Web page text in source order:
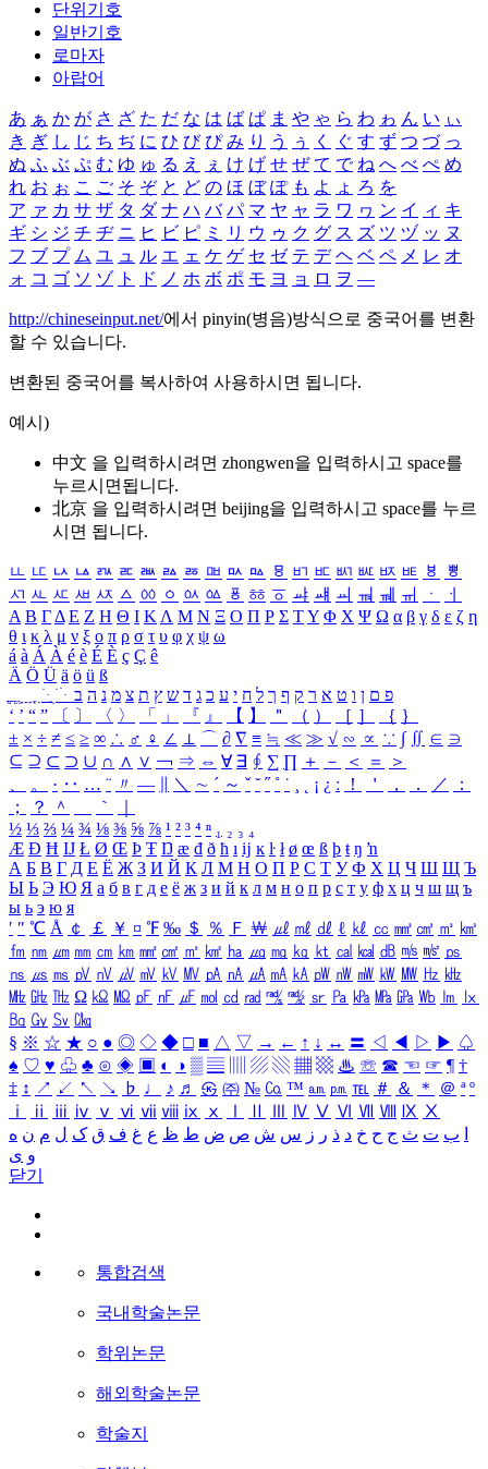
단위기호
일반기호
로마자
아랍어
あ ぁ か が さ ざ た だ な は ば ぱ ま や ゃ ら わ ゎ ん い ぃ
き ぎ し じ ち ぢ に ひ び ぴ み り う ぅ く ぐ す ず つ づ っ
ぬ ふ ぶ ぷ む ゆ ゅ る え ぇ け げ せ ぜ て で ね へ べ ぺ め
れ お ぉ こ ご そ ぞ と ど の ほ ぼ ぽ も よ ょ ろ を
ア ァ カ サ ザ タ ダ ナ ハ バ パ マ ヤ ャ ラ ワ ヮ ン イ ィ キ
ギ シ ジ チ ヂ ニ ヒ ビ ピ ミ リ ウ ゥ ク グ ス ズ ツ ヅ ッ ヌ
フ ブ プ ム ユ ュ ル エ ェ ケ ゲ セ ゼ テ デ ヘ ベ ペ メ レ オ
ォ コ ゴ ソ ゾ ト ド ノ ホ ボ ポ モ ヨ ョ ロ ヲ ―
http://chineseinput.net/에서 pinyin(병음)방식으로 중국어를 변환
할 수 있습니다.
변환된 중국어를 복사하여 사용하시면 됩니다.
예시)
中文 을 입력하시려면 zhongwen을 입력하시고 space를
누르시면됩니다.
北京 을 입력하시려면 beijing을 입력하시고 space를 누르
시면 됩니다.
ㅥ ㅦ ㅧ ㅨ ㅩ ㅪ ㅫ ㅬ ㅭ ㅮ ㅯ ㅰ ㅱ ㅲ ㅳ ㅴ ㅵ ㅶ ㅷ ㅸ
ㅹ
ㅺ ㅻ ㅼ ㅽ ㅾ ㅿ ㆀ ㆁ ㆂ ㆃ ㆄ ㆅ ㆆ ㆇ ㆈ ㆉ ㆊ ㆋ ㆌ ㆍ
ㆎ
Α Β ΓΔ Ε Ζ Η Θ Ι ΚΛ Μ Ν Ξ Ο Π Ρ Σ ΤΥ Φ Χ Ψ Ω α β γ δ ε ζ η
θ ι κ λ μ ν ξ ο π ρ σ τ υ φ χ ψ ω
á à Á À é è É È ç Ç ê
Ä Ö Ü ä ö ü ß
ִֶֹ ֻּ ׁׂ פ ם ן ו ט א ר ק ף ך ל ח י ע כ ג ד ש ץ ת צ מ נ ה ב
‘ ’ “ ” 〔 〕 〈 〉 「 」 『 』 【 】 ＂ （ ） ［ ］ ｛ ｝
± × ÷ ≠ ≤ ≥ ∞ ∴ ♂ ♀ ∠ ⊥ ⌒ ∂ ∇ ≡ ≒ ≪ ≫ √ ∽ ∝ ∵ ∫ ∬ ∈ ∋
⊆ ⊇ ⊂ ⊃ ∪ ∩ ∧ ∨ ￢ ⇒ ⇔ ∀ ∃ ∮ ∑ ∏ ＋ － ＜ ＝
＞
、
。 · ‥ … ¨ 〃 ― ＼ ∼ ´ ～ ˇ ˘ ˝ ˚ ˙ ¸ ¡ ¿ ː ！ ＇ ， ． ／
：
；
？ ＾ ｀
½ ⅓ ⅔ ¼ ¾ ⅛ ⅜ ⅝ ⅞ ¹ ² ³ ⁴ ⁿ ₁ ₂ ₃ ₄
Æ Ð Ħ Ĳ Ł Ø Œ Þ Ŧ Ŋ æ đ ð ħ ı ĳ ĸ ŀ ł ø œ ß þ ŧ ŋ ŉ
А Б В Г Д Е Ё Ж З И Й К Л М Н О П Р С Т У Ф Х Ц Ч Ш Щ Ъ
Ы Ь Э Ю Я а б в г д е ё ж з и й к л м н о п р с т у ф х ц ч ш щ ъ
ы ь э ю я
′ ″ ℃ Å ￠ ￡ ￥ ¤ ℉ ‰ ＄ ％ Ｆ ￦ ㎕ ㎖ ㎗ ℓ ㎘ ㏄ ㎣ ㎤ ㎥ ㎦
㎙ ㎚ ㎛ ㎜ ㎝ ㎞ ㎟ ㎠ ㎡ ㎢ ㏊ ㎍ ㎎ ㎏ ㏏ ㎈ ㎉ ㏈ ㎧ ㎨ ㎰
㎱ ㎲ ㎳ ㎴ ㎵ ㎶ ㎷ ㎸ ㎹ ㎀ ㎁ ㎂ ㎃ ㎄ ㎺ ㎻ ㎽ ㎾ ㎿ ㎐ ㎑
㎒ ㎓ ㎔ Ω ㏀ ㏁ ㎊ ㎋ ㎌ ㏖ ㏅ ㎭ ㎮ ㎯ ㏛ ㎩ ㎪ ㎫ ㎬ ㏝ ㏐
㏓
㏃ ㏉ ㏜ ㏆
§ ※ ☆ ★ ○ ● ◎ ◇ ◆ □ ■ △ ▽ → ← ↑ ↓ ↔ 〓 ◁ ◀ ▷ ▶ ♤
♠ ♡ ♥ ♧ ♣ ⊙ ◈ ▣ ◐ ◑ ▒ ▤ ▨ ▧ ▦ ▩ ♨ ☏ ☎ ☜ ☞ ¶ †
‡ ↕ ↗ ↙ ↖ ↘ ♭ ♩ ♪ ♬ ㉿ ㈜ № ㏇ ™ ㏂ ㏘ ℡ ＃ ＆ ＊ ＠ ª º
ⅰ
ⅱ ⅲ ⅳ ⅴ ⅵ ⅶ ⅷ ⅸ ⅹ Ⅳ Ⅴ Ⅵ Ⅶ Ⅷ Ⅸ Ⅹ
ب ت ث ج ح خ د ذ ر ز س ش ص ض ط ظ ع غ ف ق ک ل م ن ه
و ی
닫기
통합검색
국내학술논문
학위논문
해외학술논문
학술지